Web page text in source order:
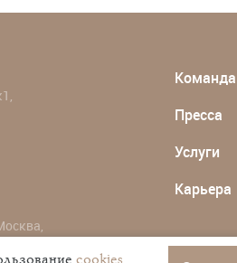
Команда
Пресса
Услуги
Карьера